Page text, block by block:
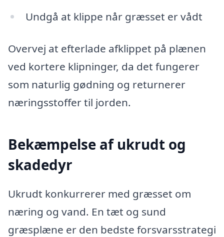
Undgå at klippe når græsset er vådt
Overvej at efterlade afklippet på plænen
ved kortere klipninger, da det fungerer
som naturlig gødning og returnerer
næringsstoffer til jorden.
Bekæmpelse af ukrudt og
skadedyr
Ukrudt konkurrerer med græsset om
næring og vand. En tæt og sund
græsplæne er den bedste forsvarsstrategi